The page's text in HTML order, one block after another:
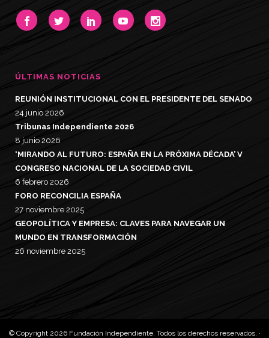
ÚLTIMAS NOTICIAS
REUNIÓN INSTITUCIONAL CON EL PRESIDENTE DEL SENADO
24 junio 2026
Tribunas Independiente 2026
8 junio 2026
‘MIRANDO AL FUTURO: ESPAÑA EN LA PRÓXIMA DÉCADA’ V
CONGRESO NACIONAL DE LA SOCIEDAD CIVIL
6 febrero 2026
FORO RECONCILIA ESPAÑA
27 noviembre 2025
GEOPOLÍTICA Y EMPRESA: CLAVES PARA NAVEGAR UN
MUNDO EN TRANSFORMACIÓN
26 noviembre 2025
© Copyright 2026 Fundación Independiente. Todos los derechos reservados. ·